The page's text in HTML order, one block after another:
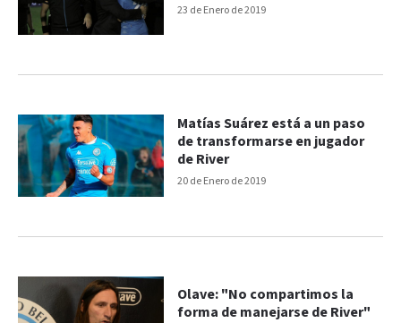
23 de Enero de 2019
20 de Enero de 2019
Matías Suárez está a un paso
de transformarse en jugador
de River
Olave: "No compartimos la
forma de manejarse de River"